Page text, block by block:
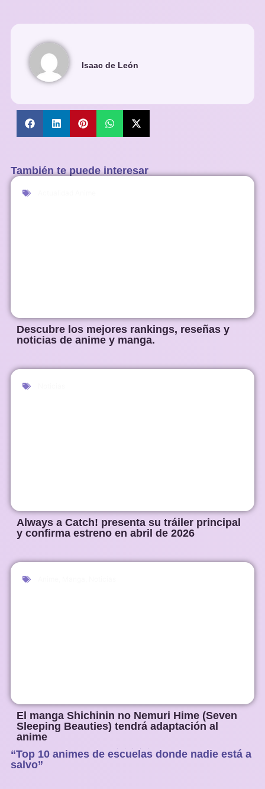
Isaac de León
También te puede interesar
Descubre los mejores rankings, reseñas y
noticias de anime y manga.
Always a Catch! presenta su tráiler principal
y confirma estreno en abril de 2026
El manga Shichinin no Nemuri Hime (Seven
Sleeping Beauties) tendrá adaptación al
anime
“Top 10 animes de escuelas donde nadie está a
salvo”